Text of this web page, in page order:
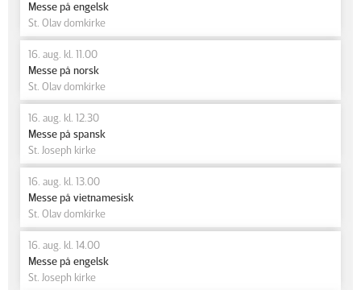
Messe på engelsk
St. Olav domkirke
16. aug. kl. 11.00
Messe på norsk
St. Olav domkirke
16. aug. kl. 12.30
Messe på spansk
St. Joseph kirke
16. aug. kl. 13.00
Messe på vietnamesisk
St. Olav domkirke
16. aug. kl. 14.00
Messe på engelsk
St. Joseph kirke